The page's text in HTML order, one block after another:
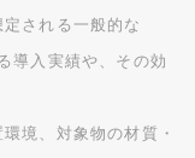
される一般的な
導入実績や、その効
境、対象物の材質・